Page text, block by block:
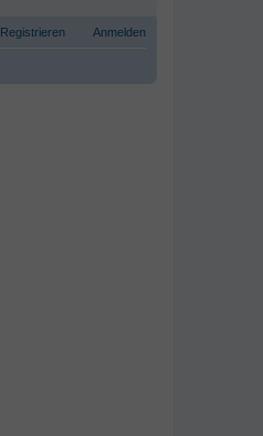
Anmelden
Registrieren